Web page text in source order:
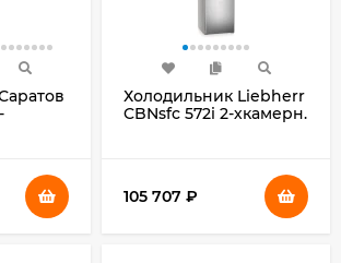
Холодильник Liebherr
CBNsfc 572i 2-хкамерн.
105 707 ₽